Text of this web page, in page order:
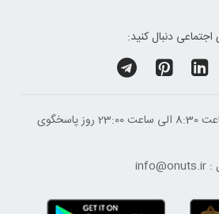
دنبال کنید:
هر روز تمام ایام هفته از ساعت 8:30 الی ساعت 23:00 ‌روز پاسخگوی
:
info@onuts.ir